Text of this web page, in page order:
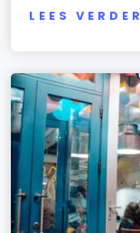
LEES VERDER